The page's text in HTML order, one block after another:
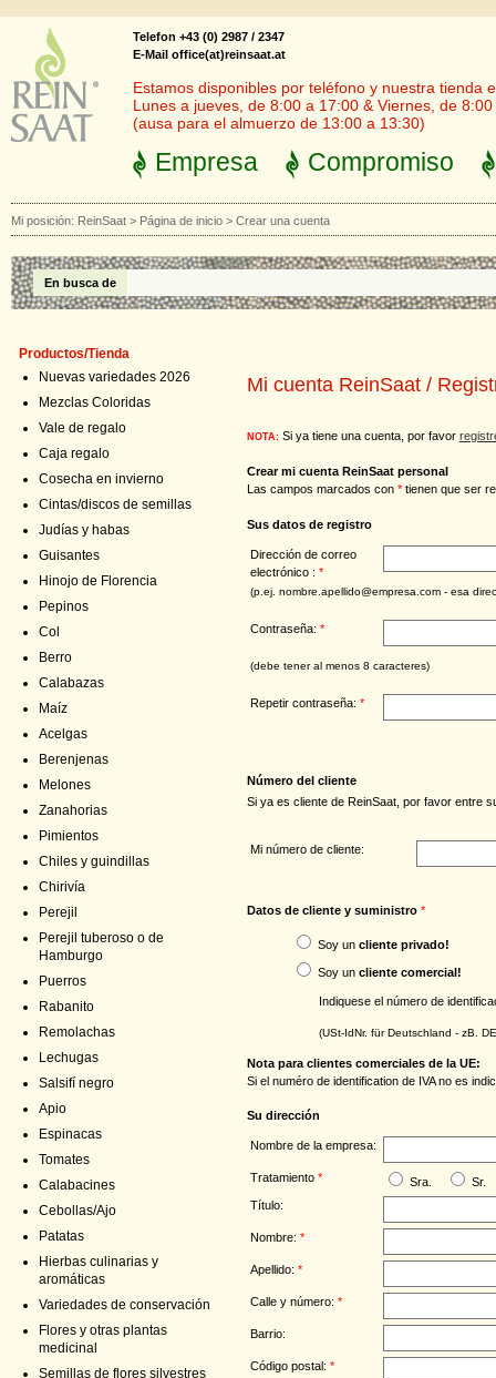
Telefon +43 (0) 2987 / 2347
E-Mail office(at)reinsaat.at
Estamos disponibles por teléfono y nuestra tienda
Lunes a jueves, de 8:00 a 17:00 & Viernes, de
(ausa para el almuerzo de 13:00 a 13:30)
Empresa Compromiso
Mi posición: ReinSaat > Página de inicio > Crear una cuenta
En busca de
Productos/Tienda
Nuevas variedades 2026
Mezclas Coloridas
Vale de regalo
Caja regalo
Cosecha en invierno
Cintas/discos de semillas
Judías y habas
Guisantes
Hinojo de Florencia
Pepinos
Col
Berro
Calabazas
Maíz
Acelgas
Berenjenas
Melones
Zanahorias
Pimientos
Chiles y guindillas
Chirivía
Perejil
Perejil tuberoso o de
Hamburgo
Puerros
Rabanito
Remolachas
Lechugas
Salsifí negro
Apio
Espinacas
Tomates
Calabacines
Cebollas/Ajo
Patatas
Hierbas culinarias y
aromáticas
Variedades de conservación
Flores y otras plantas
medicinal
Semillas de flores silvestres
Mi cuenta ReinSaat /
NOTA: Si ya tiene una cuenta, por favor
Crear mi cuenta ReinSaat personal
Las campos marcados con * tienen que ser
Sus datos de registro
Dirección de correo
electrónico : *
(p.ej. nombre.apellido@empresa.com - esa
Contraseña: *
(debe tener al menos 8 caracteres)
Repetir contraseña: *
Número del cliente
Si ya es cliente de ReinSaat, por favor entre
Mi número de cliente:
Datos de cliente y suministro *
Soy un cliente privado!
Soy un cliente comercial!
Indiquese el número de
(USt-IdNr. für Deutschland - zB.
Nota para clientes comerciales de la UE:
Si el numéro de identification de IVA no es
Su dirección
Nombre de la empresa:
Tratamiento * Sra.
Sr.
Título:
Nombre: *
Apellido: *
Calle y número: *
Barrio:
Código postal: *